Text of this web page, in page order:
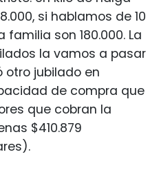
si hablamos de 10
son 180.000. La
la vamos a pasar
otro jubilado en
de compra que
que cobran la
$410.879